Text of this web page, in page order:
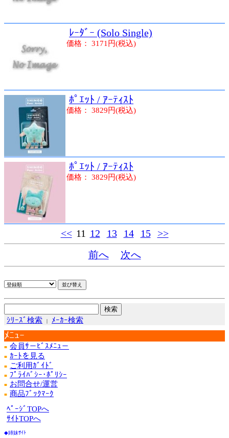
ﾚｰﾀﾞｰ (Solo Single)
価格： 3171円(税込)
ﾎﾟｴｯﾄ / ｱｰﾃｨｽﾄ
価格： 3829円(税込)
ﾎﾟｴｯﾄ / ｱｰﾃｨｽﾄ
価格： 3829円(税込)
<< 11 12 13 14 15
>>
前へ
次へ
ｼﾘｰｽﾞ検索 | ﾒｰｶｰ検索
ﾒﾆｭｰ
■ 会員ｻ－ﾋﾞｽﾒﾆｭ－
■ ｶｰﾄを見る
■ ご利用ｶﾞｲﾄﾞ
■ ﾌﾟﾗｲﾊﾞｼｰ･ﾎﾟﾘｼｰ
■ お問合せ/運営
■ 商品ﾌﾞｯｸﾏｰｸ
ﾍﾟｰｼﾞTOPへ
ｻｲﾄTOPへ
◆姉妹ｻｲﾄ